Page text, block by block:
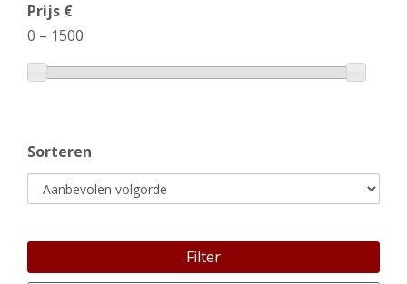
Prijs €
0 – 1500
Sorteren
Filter